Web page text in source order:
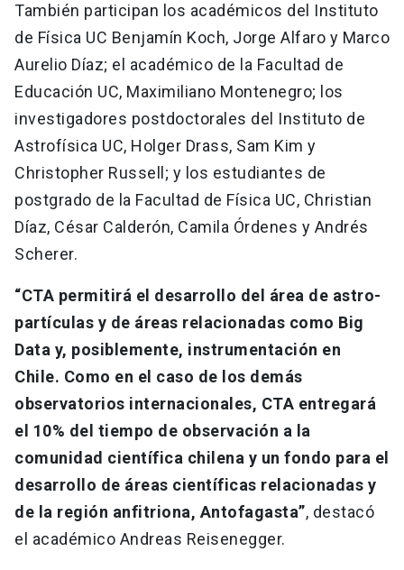
También participan los académicos del Instituto
de Física UC Benjamín Koch, Jorge Alfaro y Marco
Aurelio Díaz; el académico de la Facultad de
Educación UC, Maximiliano Montenegro; los
investigadores postdoctorales del Instituto de
Astrofísica UC, Holger Drass, Sam Kim y
Christopher Russell; y los estudiantes de
postgrado de la Facultad de Física UC, Christian
Díaz, César Calderón, Camila Órdenes y Andrés
Scherer.
“CTA permitirá el desarrollo del área de astro-
partículas y de áreas relacionadas como Big
Data y, posiblemente, instrumentación en
Chile. Como en el caso de los demás
observatorios internacionales, CTA entregará
el 10% del tiempo de observación a la
comunidad científica chilena y un fondo para el
desarrollo de áreas científicas relacionadas y
de la región anfitriona, Antofagasta”, destacó
el académico Andreas Reisenegger.